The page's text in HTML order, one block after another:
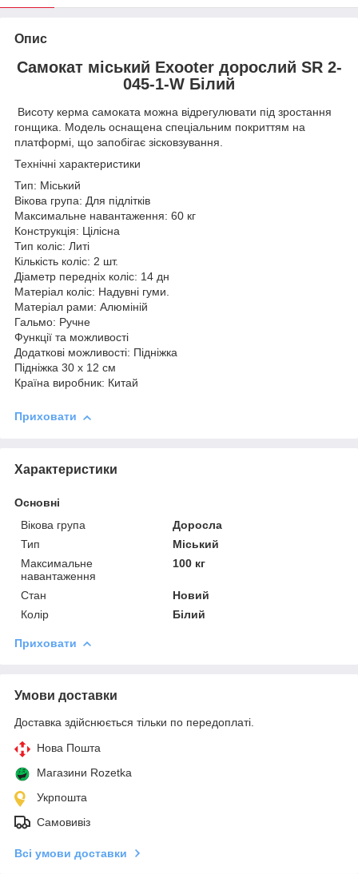
Опис
Самокат міський Exooter дорослий SR 2-
045-1-W Білий
Висоту керма самоката можна відрегулювати під зростання
гонщика. Модель оснащена спеціальним покриттям на
платформі, що запобігає зісковзування.
Технічні характеристики
Тип: Міський
Вікова група: Для підлітків
Максимальне навантаження: 60 кг
Конструкція: Цілісна
Тип коліс: Литі
Кількість коліс: 2 шт.
Діаметр передніх коліс: 14 дн
Матеріал коліс: Надувні гуми.
Матеріал рами: Алюміній
Гальмо: Ручне
Функції та можливості
Додаткові можливості: Підніжка
Підніжка 30 х 12 см
Країна виробник: Китай
Приховати
Характеристики
Основні
Вікова група
Доросла
Тип
Міський
Максимальне
навантаження
100 кг
Стан
Новий
Колір
Білий
Приховати
Умови доставки
Доставка здійснюється тільки по передоплаті.
Нова Пошта
Магазини Rozetka
Укрпошта
Самовивіз
Всі умови доставки